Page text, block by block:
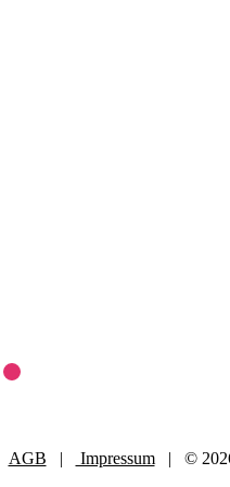
AGB | Impressum| © 2026